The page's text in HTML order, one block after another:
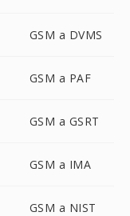
GSM a DVMS
GSM a PAF
GSM a GSRT
GSM a IMA
GSM a NIST